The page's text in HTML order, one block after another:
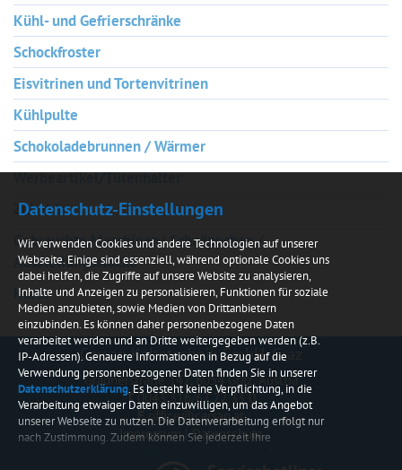
Kühl- und Gefrierschränke
Schockfroster
Eisvitrinen und Tortenvitrinen
Kühlpulte
Schokoladebrunnen / Wärmer
Werbeartikel/Tütenhalter
Zubehör
Gebrauchte Maschinen/ Schnäppchen /
Ausstellungsstücke
Kurse
Carsan Kältetechnik GmbH, Graz
Gradnerstraße 142, 8054 Graz, Austria
T 0043 316/67 22 33 0
E office@carsan.at
Impressum|Datenschutz
Datenschutz-Einstellungen
Wir verwenden Cookies und andere Technologien auf unserer
Webseite. Einige sind essenziell, während optionale Cookies uns
dabei helfen, die Zugriffe auf unsere Website zu analysieren,
Inhalte und Anzeigen zu personalisieren, Funktionen für soziale
Medien anzubieten, sowie Medien von Drittanbietern
einzubinden. Es können daher personenbezogene Daten
verarbeitet werden und an Dritte weitergegeben werden (z.B.
IP-Adressen). Genauere Informationen in Bezug auf die
Verwendung personenbezogener Daten finden Sie in unserer
Datenschutzerklärung. Es besteht keine Verpflichtung, in die
Verarbeitung etwaiger Daten einzuwilligen, um das Angebot
unserer Webseite zu nutzen. Die Datenverarbeitung erfolgt nur
nach Zustimmung. Zudem können Sie jederzeit Ihre